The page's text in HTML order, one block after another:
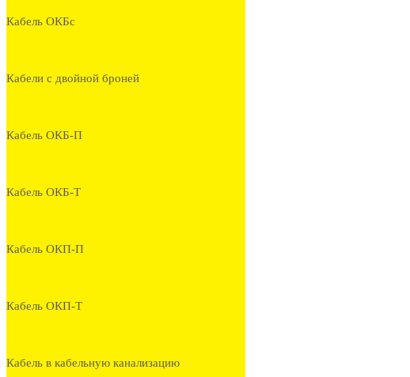
Кабель ОКБс
Кабели с двойной броней
Кабель ОКБ-П
Кабель ОКБ-Т
Кабель ОКП-П
Кабель ОКП-Т
Кабель в кабельную канализацию